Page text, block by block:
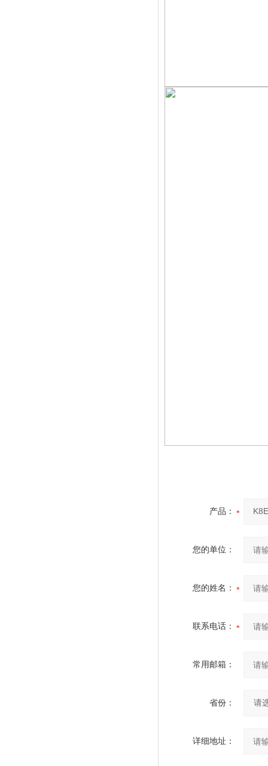
产品：
您的单位：
您的姓名：
联系电话：
常用邮箱：
省份：
详细地址：